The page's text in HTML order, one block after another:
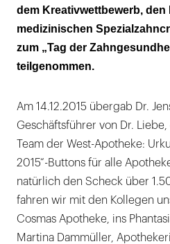
dem Kreativwettbewerb, den
medizinischen
zum „Tag der
teilgenommen.
Am 14.12.2015 übergab Dr.
Geschäftsführer von Dr.
Team der West-Apotheke:
2015“-Buttons für alle
natürlich den Scheck über
fahren wir mit den Kollegen
Cosmas Apotheke, ins
Martina Dammüller,